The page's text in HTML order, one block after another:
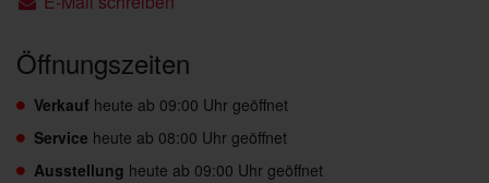
Öffnungszeiten
Verkauf heute ab 09:00 Uhr geöffnet
Service heute ab 08:00 Uhr geöffnet
Ausstellung heute ab 09:00 Uhr geöffnet